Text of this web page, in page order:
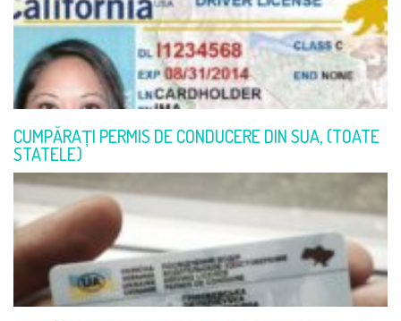
CUMPĂRAȚI PERMIS DE CONDUCERE DIN SUA, (TOATE
STATELE)